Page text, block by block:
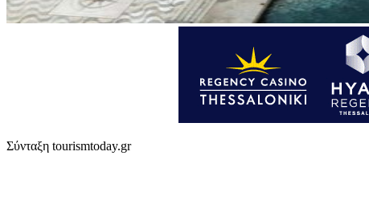
Σύνταξη tourismtoday.gr